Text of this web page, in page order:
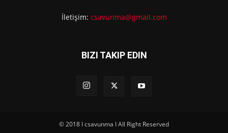
İletişim: csavunma@gmail.com
BIZI TAKIP EDIN
© 2018 I csavunma I All Right Reserved